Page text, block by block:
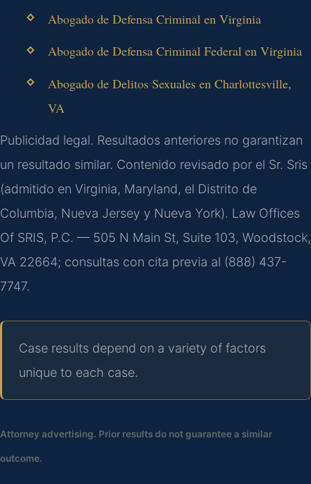
Abogado de Defensa Criminal en Virginia
Abogado de Defensa Criminal Federal en Virginia
Abogado de Delitos Sexuales en Charlottesville,
VA
Publicidad legal. Resultados anteriores no garantizan
un resultado similar. Contenido revisado por el Sr. Sris
(admitido en Virginia, Maryland, el Distrito de
Columbia, Nueva Jersey y Nueva York). Law Offices
Of SRIS, P.C. — 505 N Main St, Suite 103, Woodstock,
VA 22664; consultas con cita previa al (888) 437-
7747.
Case results depend on a variety of factors
unique to each case.
Attorney advertising. Prior results do not guarantee a similar
outcome.